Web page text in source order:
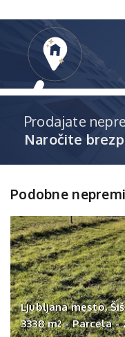
Prodajate
Naročite
Podobne
Ljubljana mesto,
3338 m2 - Parcela -